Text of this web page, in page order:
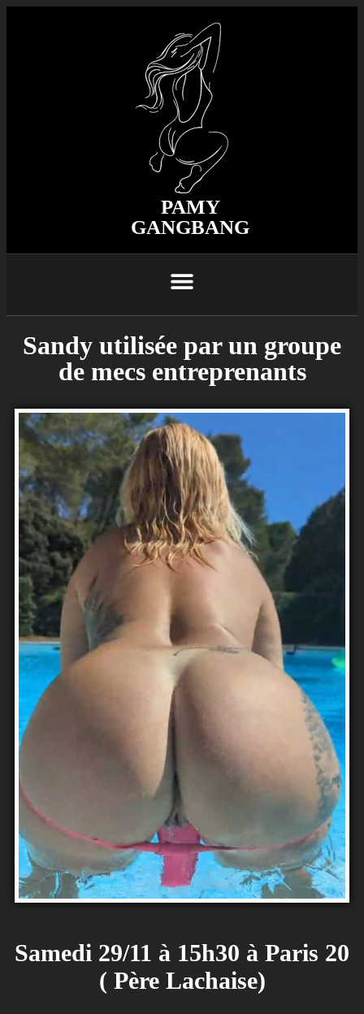
PAMY
GANGBANG
Sandy utilisée par un groupe
de mecs entreprenants
Samedi 29/11 à 15h30 à Paris 20
( Père Lachaise)